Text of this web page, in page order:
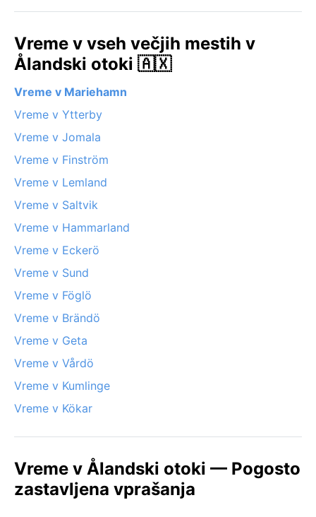
Vreme v vseh večjih mestih v
Ålandski otoki 🇦🇽
Vreme v Mariehamn
Vreme v Ytterby
Vreme v Jomala
Vreme v Finström
Vreme v Lemland
Vreme v Saltvik
Vreme v Hammarland
Vreme v Eckerö
Vreme v Sund
Vreme v Föglö
Vreme v Brändö
Vreme v Geta
Vreme v Vårdö
Vreme v Kumlinge
Vreme v Kökar
Vreme v Ålandski otoki — Pogosto
zastavljena vprašanja